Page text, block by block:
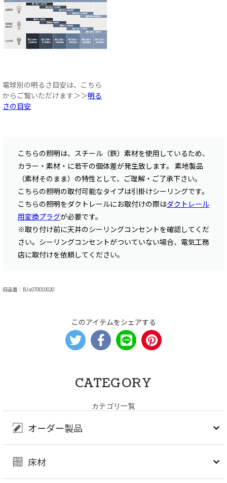
電球別の明るさ目安は、こちら
からご覧いただけます＞＞明る
さの目安
こちらの照明は、スチール（鉄）素材を使用しているため、
カラー・素材・に若干の個体差が発生致します。 素地製品
（素材そのまま）の特性として、ご理解・ご了承下さい。
こちらの照明の取付可能なタイプは引掛けシーリングです。
こちらの照明をダクトレールにお取付けの際はダクトレール
用変換プラグが必要です。
※取り付け前に天井のシーリングコンセントを確認してくだ
さい。シーリングコンセントがついていない場合、電気工務
店に取付けを依頼してください。
旧品番：BJa070010020
このアイテムをシェアする
CATEGORY
カテゴリ一覧
オーダー製品
床材